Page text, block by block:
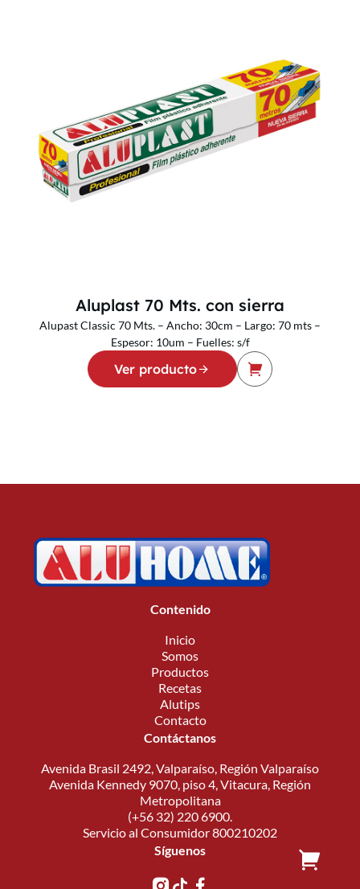
Aluplast 70 Mts. con sierra
Alupast Classic 70 Mts. – Ancho: 30cm – Largo: 70 mts –
Espesor: 10um – Fuelles: s/f
Ver producto
Contenido
Inicio
Somos
Productos
Recetas
Alutips
Contacto
Contáctanos
Avenida Brasil 2492, Valparaíso, Región Valparaíso
Avenida Kennedy 9070, piso 4, Vitacura, Región
Metropolitana
(+56 32) 220 6900.
Servicio al Consumidor 800210202
Síguenos